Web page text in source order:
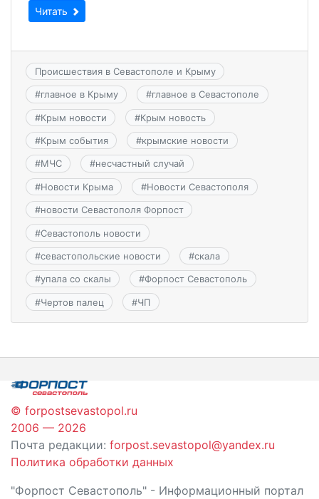
Читать
Происшествия в Севастополе и Крыму
#главное в Крыму #главное в Севастополе
#Крым новости #Крым новость
#Крым события #крымские новости
#МЧС #несчастный случай
#Новости Крыма #Новости Севастополя
#новости Севастополя Форпост
#Севастополь новости
#севастопольские новости #скала
#упала со скалы #Форпост Севастополь
#Чертов палец #ЧП
© forpostsevastopol.ru
2006 — 2026
Почта редакции: forpost.sevastopol@yandex.ru
Политика обработки данных
"Форпост Севастополь" - Информационный портал